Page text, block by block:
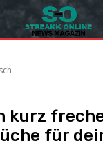
kurz
für